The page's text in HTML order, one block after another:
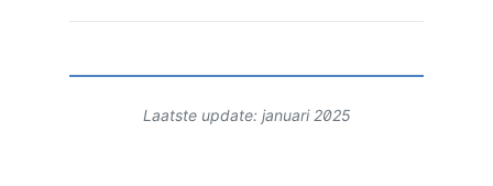
Laatste update: januari 2025